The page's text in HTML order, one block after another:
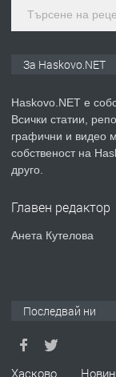
ПРЕДЛАГА
ПРЕДЛАГА
За Haskovo.NET
Haskovo.NET е
Всички статии,
графични и видео
собственост на
друго.
Главен редактор
Анета Кутелова
Последвай ни
Хасково